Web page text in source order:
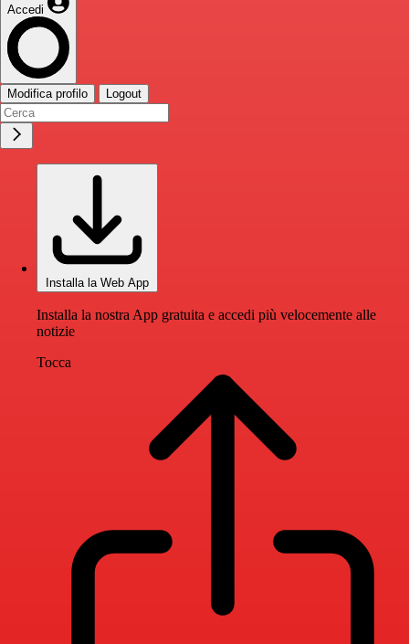
Accedi
Modifica profilo Logout
Installa la Web App
Installa la nostra App gratuita e accedi più velocemente alle
notizie
Tocca